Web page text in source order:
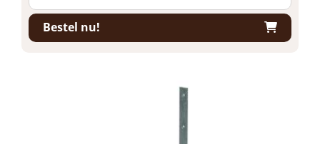
Bestel nu!